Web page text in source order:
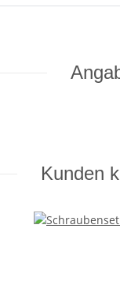
Kunden